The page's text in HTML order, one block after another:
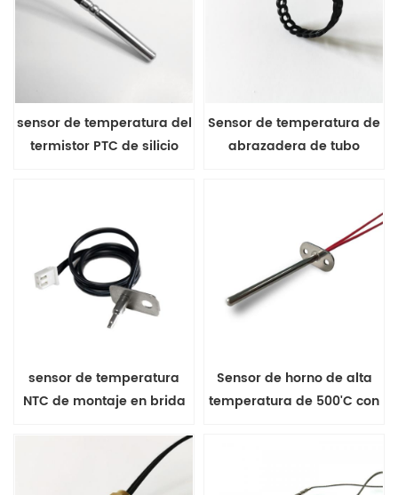
sensor de temperatura del
termistor PTC de silicio
Sensor de temperatura de
abrazadera de tubo
sensor de temperatura
NTC de montaje en brida
Sensor de horno de alta
temperatura de 500'C con